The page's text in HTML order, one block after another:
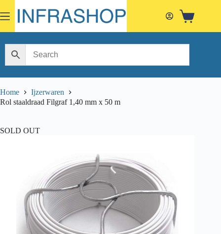
to
content
Shopping
Home
Ijzerwaren
Rol staaldraad Filgraf 1,40 mm x 50 m
SOLD OUT